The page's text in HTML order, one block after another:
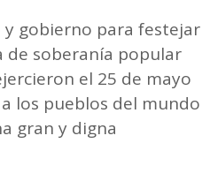
y gobierno para festejar
de soberanía popular
el 25 de mayo
los pueblos del mundo
gran y digna